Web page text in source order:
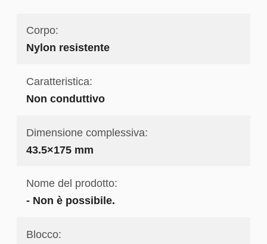
Corpo:
Nylon resistente
Caratteristica:
Non conduttivo
Dimensione complessiva:
43.5×175 mm
Nome del prodotto:
- Non è possibile.
Blocco: